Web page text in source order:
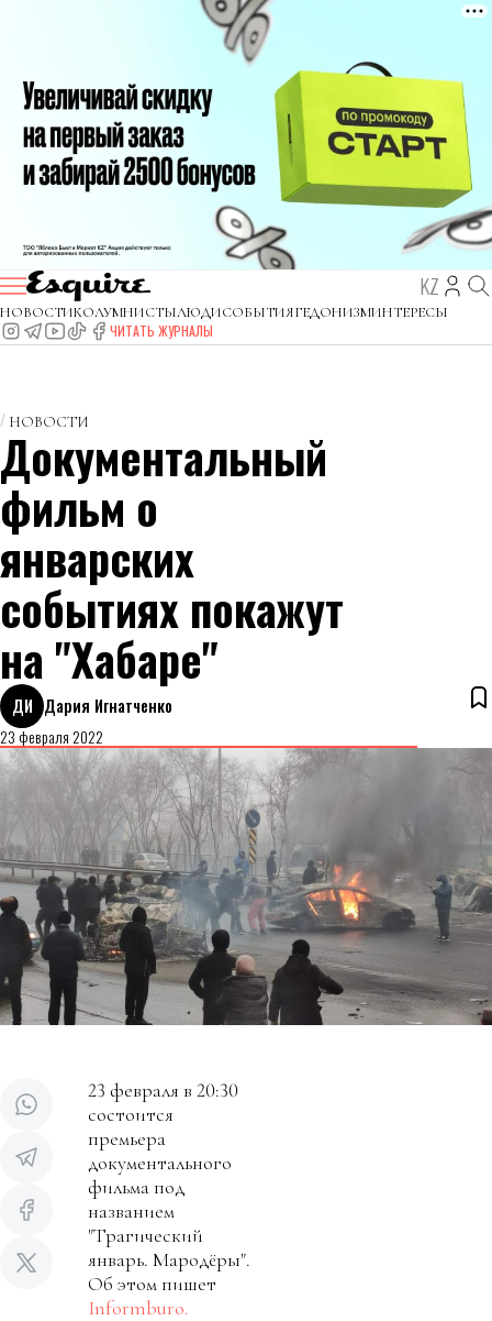
KZ
НОВОСТИКОЛУМНИСТЫЛЮДИСОБЫТИЯГЕДОНИЗМИНТЕРЕСЫ
ЧИТАТЬ ЖУРНАЛЫ
НОВОСТИ
Документальный
фильм о
январских
событиях покажут
на "Хабаре"
ДИ Дария Игнатченко
23 февраля 2022
23 февраля в 20:30
состоится
премьера
документального
фильма под
названием
"Трагический
январь. Мародёры".
Об этом пишет
Informburo.